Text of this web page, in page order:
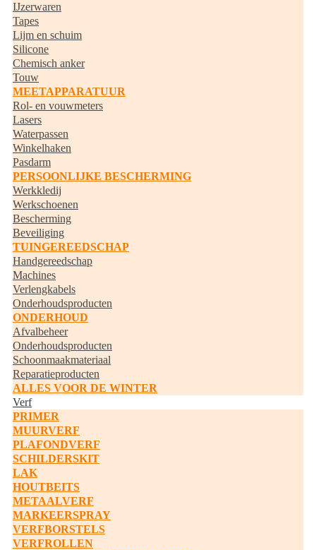
IJzerwaren
Tapes
Lijm en schuim
Silicone
Chemisch anker
Touw
MEETAPPARATUUR
Rol- en vouwmeters
Lasers
Waterpassen
Winkelhaken
Pasdarm
PERSOONLIJKE BESCHERMING
Werkkledij
Werkschoenen
Bescherming
Beveiliging
TUINGEREEDSCHAP
Handgereedschap
Machines
Verlengkabels
Onderhoudsproducten
ONDERHOUD
Afvalbeheer
Onderhoudsproducten
Schoonmaakmateriaal
Reparatieproducten
ALLES VOOR DE WINTER
Verf
PRIMER
MUURVERF
PLAFONDVERF
SCHILDERSKIT
LAK
HOUTBEITS
METAALVERF
MARKEERSPRAY
VERFBORSTELS
VERFROLLEN